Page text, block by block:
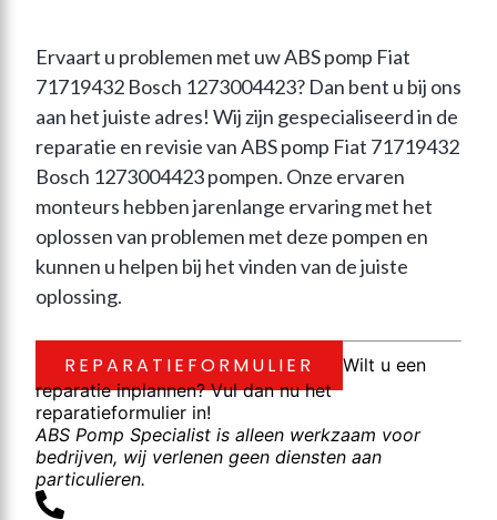
Ervaart u problemen met uw ABS pomp Fiat
71719432 Bosch 1273004423? Dan bent u bij ons
aan het juiste adres! Wij zijn gespecialiseerd in de
reparatie en revisie van ABS pomp Fiat 71719432
Bosch 1273004423 pompen. Onze ervaren
monteurs hebben jarenlange ervaring met het
oplossen van problemen met deze pompen en
kunnen u helpen bij het vinden van de juiste
oplossing.
REPARATIEFORMULIER
Wilt u een
reparatie inplannen? Vul dan nu het
reparatieformulier in!
ABS Pomp Specialist is alleen werkzaam voor
bedrijven, wij verlenen geen diensten aan
particulieren.